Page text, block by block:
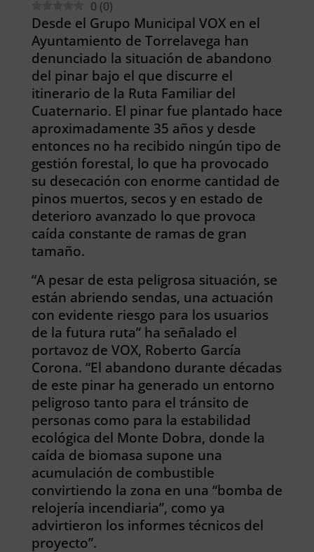
0 (0)
Desde el Grupo Municipal VOX en el
Ayuntamiento de Torrelavega han
denunciado la situación de abandono
del pinar bajo el que discurre el
itinerario de la Ruta Familiar del
Cuaternario. El pinar fue plantado hace
aproximadamente 35 años y desde
entonces no ha recibido ningún tipo de
gestión forestal, lo que ha provocado
su desecación con enorme cantidad de
pinos muertos, secos y en estado de
deterioro avanzado lo que provoca
caída constante de ramas de gran
tamaño.
“A pesar de esta peligrosa situación, se
están abriendo sendas, una actuación
con evidente riesgo para los usuarios
de la futura ruta” ha señalado el
portavoz de VOX, Roberto García
Corona. “El abandono durante décadas
de este pinar ha generado un entorno
peligroso tanto para el tránsito de
personas como para la estabilidad
ecológica del Monte Dobra, donde la
caída de biomasa supone una
acumulación de combustible
convirtiendo la zona en una “bomba de
relojería incendiaria”, como ya
advirtieron los informes técnicos del
proyecto”.